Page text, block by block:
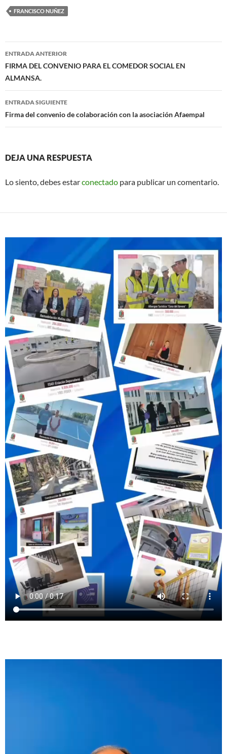
e
b
o
o
k
at
s
A
p
p
FRANCISCO NUÑEZ
Navegación
de
entradas
ENTRADA ANTERIOR
FIRMA DEL CONVENIO PARA EL COMEDOR SOCIAL EN
ALMANSA.
ENTRADA SIGUIENTE
Firma del convenio de colaboración con la asociación Afaempal
DEJA UNA RESPUESTA
Lo siento, debes estarconectado para publicar un comentario.